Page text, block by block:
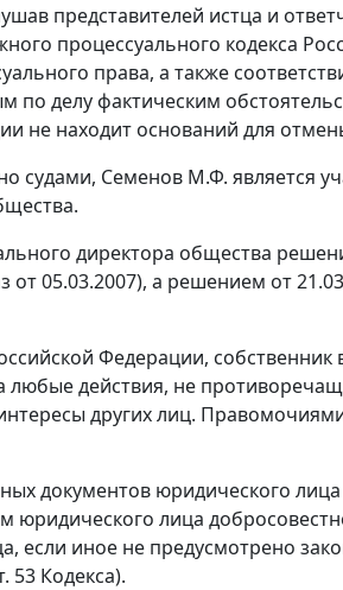
представителей истца и
процессуального кодекса
права, а также
по делу фактическим
не находит оснований для
судами, Семенов М.Ф.
директора общества
от 05.03.2007), а решением от
Федерации,
действия, не
других лиц.
документов юридического
юридического лица
если иное не предусмотрено
53 Кодекса).